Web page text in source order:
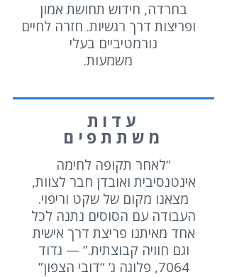
בחרדה, חידוש תחושת אמון
ופריצות דרך רגשיות. חזרה לחיים
נורמטיביים בעלי
משמעות.
עדות
משתתפים
“לאחר תקופה לחימה
אינטנסיבית ואובדן חבר לצוות,
מצאנו מקום של שקט וריפוי.
העבודה עם הסוסים נתנה לכל
אחד מאיתנו פריצת דרך אישית
וגם חוויה קבוצתית.”— גדוד
7064, פלוגה ג’ “דובי הצפון”